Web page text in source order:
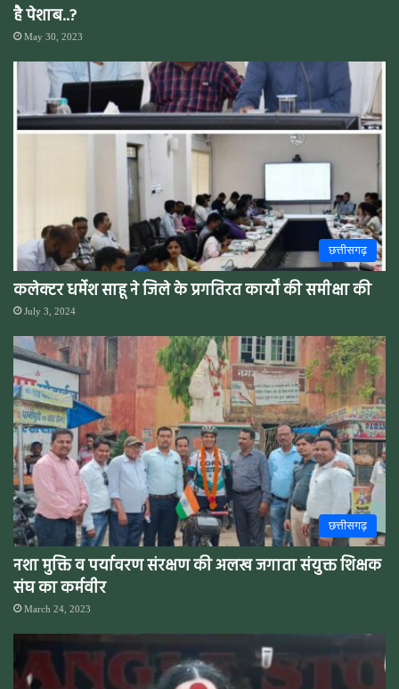
है पेशाब..?
May 30, 2023
छत्तीसगढ़
कलेक्टर धर्मेश साहू ने जिले के प्रगतिरत कार्यों की समीक्षा की
July 3, 2024
छत्तीसगढ़
नशा मुक्ति व पर्यावरण संरक्षण की अलख जगाता संयुक्त शिक्षक
संघ का कर्मवीर
March 24, 2023